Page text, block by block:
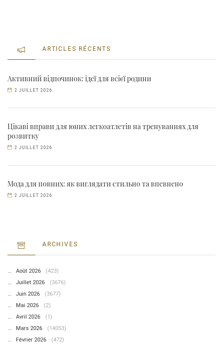
ARTICLES RÉCENTS
Активний відпочинок: ідеї для всієї родини
2 JUILLET 2026
Цікаві вправи для юних легкоатлетів на тренуваннях для
розвитку
2 JUILLET 2026
Мода для повних: як виглядати стильно та впевнено
2 JUILLET 2026
ARCHIVES
Août 2026
(423)
Juillet 2026
(3676)
Juin 2026
(3677)
Mai 2026
(2)
Avril 2026
(1)
Mars 2026
(14053)
Février 2026
(472)